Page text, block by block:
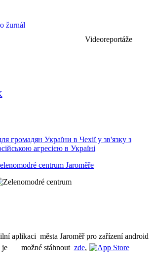
Videoreportáže
громадян України в Чехії у зв'язку з
агресією в Україні
centrum Jaroměře
aplikaci města Jaroměř pro zařízení android
je možné stáhnout zde,